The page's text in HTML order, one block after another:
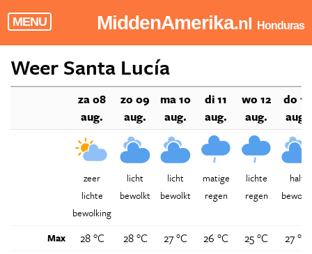
MENU MiddenAmerika.nl Honduras
Weer Santa Lucía
za 08
aug.
zo 09
aug.
ma 10
aug.
di 11
aug.
wo 12
aug.
do 13
aug.
zeer
lichte
bewolking
licht
bewolkt
licht
bewolkt
matige
regen
lichte
regen
half
bewolkt
Max 28 °C 28 °C 27 °C 26 °C 25 °C 27 °C